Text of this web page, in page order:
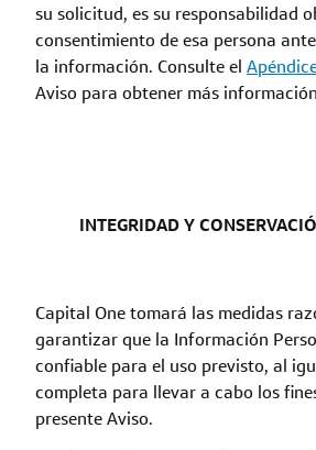
su solicitud, es su responsabilidad
consentimiento de esa persona
la información. Consulte el
Aviso para obtener más
INTEGRIDAD Y
Capital One tomará las medidas
garantizar que la Información
confiable para el uso previsto, al
completa para llevar a cabo los
presente Aviso.